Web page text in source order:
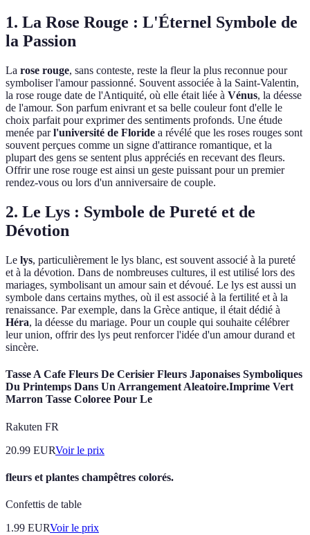
1. La Rose Rouge : L'Éternel Symbole de
la Passion
La rose rouge, sans conteste, reste la fleur la plus reconnue pour
symboliser l'amour passionné. Souvent associée à la Saint-Valentin,
la rose rouge date de l'Antiquité, où elle était liée à Vénus, la déesse
de l'amour. Son parfum enivrant et sa belle couleur font d'elle le
choix parfait pour exprimer des sentiments profonds. Une étude
menée parl'université de Floride a révélé que les roses rouges sont
souvent perçues comme un signe d'attirance romantique, et la
plupart des gens se sentent plus appréciés en recevant des fleurs.
Offrir une rose rouge est ainsi un geste puissant pour un premier
rendez-vous ou lors d'un anniversaire de couple.
2. Le Lys : Symbole de Pureté et de
Dévotion
Le lys, particulièrement le lys blanc, est souvent associé à la pureté
et à la dévotion. Dans de nombreuses cultures, il est utilisé lors des
mariages, symbolisant un amour sain et dévoué. Le lys est aussi un
symbole dans certains mythes, où il est associé à la fertilité et à la
renaissance. Par exemple, dans la Grèce antique, il était dédié à
Héra, la déesse du mariage. Pour un couple qui souhaite célébrer
leur union, offrir des lys peut renforcer l'idée d'un amour durand et
sincère.
Tasse A Cafe Fleurs De Cerisier Fleurs Japonaises Symboliques
Du Printemps Dans Un Arrangement Aleatoire.Imprime Vert
Marron Tasse Coloree Pour Le
Rakuten FR
20.99 EURVoir le prix
fleurs et plantes champêtres colorés.
Confettis de table
1.99 EURVoir le prix